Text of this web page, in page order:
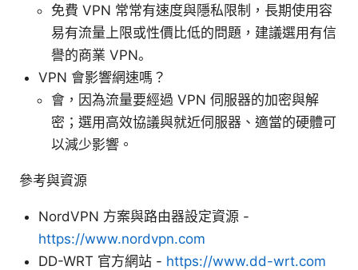
免費 VPN 常常有速度與隱私限制，長期使用容
易有流量上限或性價比低的問題，建議選用有信
譽的商業 VPN。
VPN 會影響網速嗎？
會，因為流量要經過 VPN 伺服器的加密與解
密；選用高效協議與就近伺服器、適當的硬體可
以減少影響。
參考與資源
NordVPN 方案與路由器設定資源 -
https://www.nordvpn.com
DD-WRT 官方網站 - https://www.dd-wrt.com